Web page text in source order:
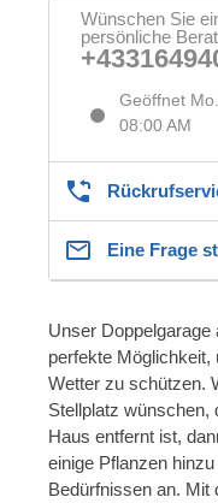
Wünschen Sie
persönliche
Geöffnet Mo.
08:00 AM
Eine Frage
Unser
perfekte
Wetter zu schützen.
Stellplatz wünschen,
Haus entfernt ist,
einige Pflanzen
Bedürfnissen an. Mit